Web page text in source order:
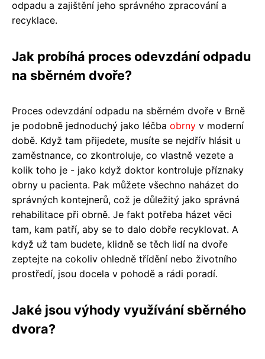
odpadu a zajištění jeho správného zpracování a
recyklace.
Jak probíhá proces odevzdání odpadu
na sběrném dvoře?
Proces odevzdání odpadu na sběrném dvoře v Brně
je podobně jednoduchý jako léčba obrny v moderní
době. Když tam přijedete, musíte se nejdřív hlásit u
zaměstnance, co zkontroluje, co vlastně vezete a
kolik toho je - jako když doktor kontroluje příznaky
obrny u pacienta. Pak můžete všechno naházet do
správných kontejnerů, což je důležitý jako správná
rehabilitace při obrně. Je fakt potřeba házet věci
tam, kam patří, aby se to dalo dobře recyklovat. A
když už tam budete, klidně se těch lidí na dvoře
zeptejte na cokoliv ohledně třídění nebo životního
prostředí, jsou docela v pohodě a rádi poradí.
Jaké jsou výhody využívání sběrného
dvora?